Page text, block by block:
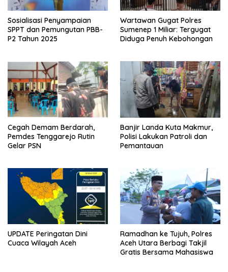
Sosialisasi Penyampaian
SPPT dan Pemungutan PBB-
P2 Tahun 2025
Wartawan Gugat Polres
Sumenep 1 Miliar: Tergugat
Diduga Penuh Kebohongan
Cegah Demam Berdarah,
Pemdes Tenggarejo Rutin
Gelar PSN
Banjir Landa Kuta Makmur,
Polisi Lakukan Patroli dan
Pemantauan
UPDATE Peringatan Dini
Cuaca Wilayah Aceh
Ramadhan ke Tujuh, Polres
Aceh Utara Berbagi Takjil
Gratis Bersama Mahasiswa